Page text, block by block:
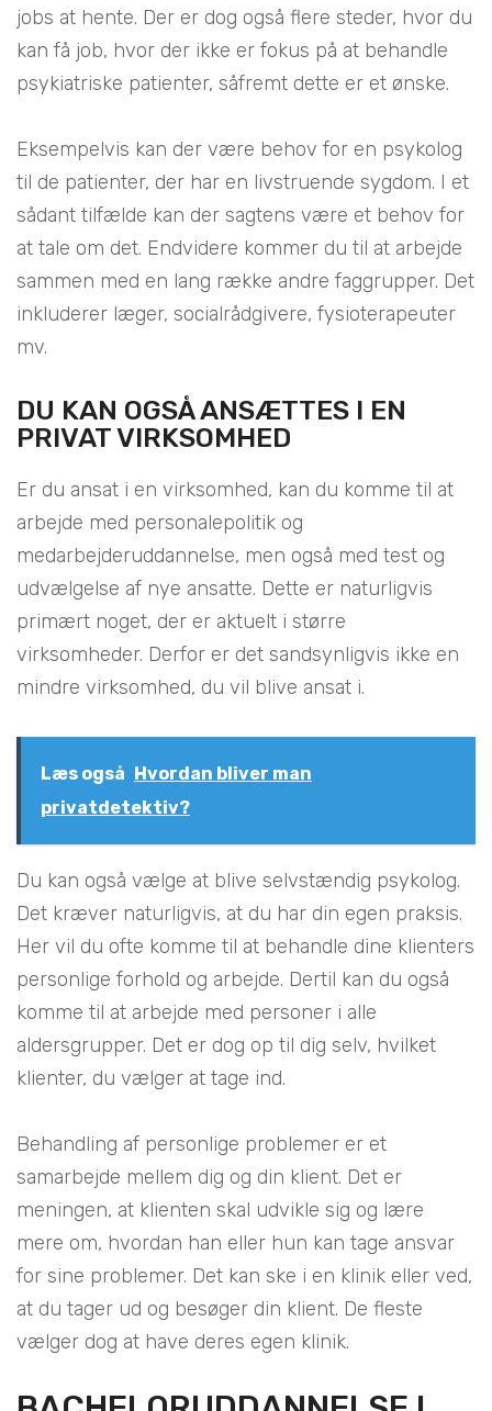
jobs at hente. Der er dog også flere steder, hvor du
kan få job, hvor der ikke er fokus på at behandle
psykiatriske patienter, såfremt dette er et ønske.
Eksempelvis kan der være behov for en psykolog
til de patienter, der har en livstruende sygdom. I et
sådant tilfælde kan der sagtens være et behov for
at tale om det. Endvidere kommer du til at arbejde
sammen med en lang række andre faggrupper. Det
inkluderer læger, socialrådgivere, fysioterapeuter
mv.
DU KAN OGSÅ ANSÆTTES I EN
PRIVAT VIRKSOMHED
Er du ansat i en virksomhed, kan du komme til at
arbejde med personalepolitik og
medarbejderuddannelse, men også med test og
udvælgelse af nye ansatte. Dette er naturligvis
primært noget, der er aktuelt i større
virksomheder. Derfor er det sandsynligvis ikke en
mindre virksomhed, du vil blive ansat i.
Læs også
Hvordan bliver man
privatdetektiv?
Du kan også vælge at blive selvstændig psykolog.
Det kræver naturligvis, at du har din egen praksis.
Her vil du ofte komme til at behandle dine klienters
personlige forhold og arbejde. Dertil kan du også
komme til at arbejde med personer i alle
aldersgrupper. Det er dog op til dig selv, hvilket
klienter, du vælger at tage ind.
Behandling af personlige problemer er et
samarbejde mellem dig og din klient. Det er
meningen, at klienten skal udvikle sig og lære
mere om, hvordan han eller hun kan tage ansvar
for sine problemer. Det kan ske i en klinik eller ved,
at du tager ud og besøger din klient. De fleste
vælger dog at have deres egen klinik.